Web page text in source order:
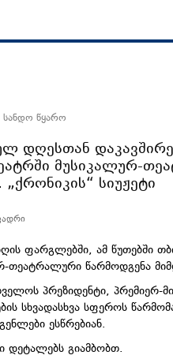
წყარო
დღესთან
მუსიკალურ-
სიუჟეტი
ფარგლებში, ამ წუთებში
თეატრალური წარმოდგენა
პრეზიდენტი, პრემიერ-
სხვადასხვა სფეროს
ესწრებიან.
დეტალებს გიამბობთ.